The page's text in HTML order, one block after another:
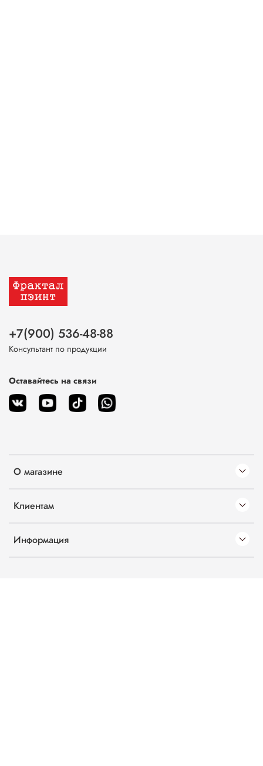
О магазине
Клиентам
Информация
+7(900) 536-48-88
Консультант по продукции
Оставайтесь на связи